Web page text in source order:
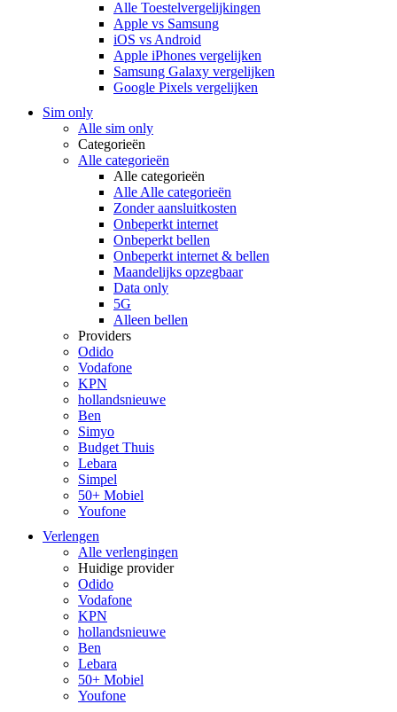
Alle Toestelvergelijkingen
Apple vs Samsung
iOS vs Android
Apple iPhones vergelijken
Samsung Galaxy vergelijken
Google Pixels vergelijken
Sim only
Alle sim only
Categorieën
Alle categorieën
Alle categorieën
Alle Alle categorieën
Zonder aansluitkosten
Onbeperkt internet
Onbeperkt bellen
Onbeperkt internet & bellen
Maandelijks opzegbaar
Data only
5G
Alleen bellen
Providers
Odido
Vodafone
KPN
hollandsnieuwe
Ben
Simyo
Budget Thuis
Lebara
Simpel
50+ Mobiel
Youfone
Verlengen
Alle verlengingen
Huidige provider
Odido
Vodafone
KPN
hollandsnieuwe
Ben
Lebara
50+ Mobiel
Youfone